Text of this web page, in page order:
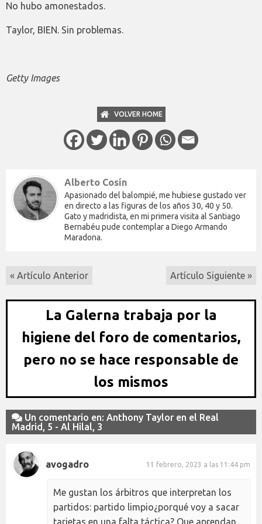
No hubo amonestados.
Taylor, BIEN. Sin problemas.
Getty Images
VOLVER HOME
Alberto Cosín
Apasionado del balompié, me hubiese gustado ver
en directo a las figuras de los años 30, 40 y 50.
Gato y madridista, en mi primera visita al Santiago
Bernabéu pude contemplar a Diego Armando
Maradona.
« Artículo Anterior Artículo Siguiente »
La Galerna trabaja por la
higiene del foro de comentarios,
pero no se hace responsable de
los mismos
Un comentario en: Anthony Taylor en el Real
Madrid, 5 - Al Hilal, 3
avogadro 11 febrero, 2023 a las 11:44 pm
Me gustan los árbitros que interpretan los
partidos: partido limpio¿porqué voy a sacar
tarjetas en una falta táctica? Que aprendan